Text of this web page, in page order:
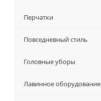
Перчатки
Повседневный стиль
Головные уборы
Лавинное оборудование